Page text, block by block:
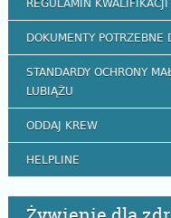
DOKUMENTY POTRZEBNE
STANDARDY OCHRONY
LUBIĄŻU
ODDAJ KREW
HELPLINE